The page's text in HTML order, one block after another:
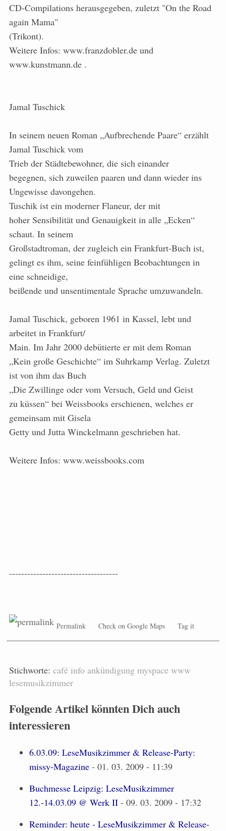
CD-Compilations herausgegeben, zuletzt "On the Road
again Mama"
(Trikont).
Weitere Infos: www.franzdobler.de und
www.kunstmann.de .
Jamal Tuschick
In seinem neuen Roman „Aufbrechende Paare“ erzählt
Jamal Tuschick vom
Trieb der Städtebewohner, die sich einander
begegnen, sich zuweilen paaren und dann wieder ins
Ungewisse davongehen.
Tuschik ist ein moderner Flaneur, der mit
hoher Sensibilität und Genauigkeit in alle „Ecken“
schaut. In seinem
Großstadtroman, der zugleich ein Frankfurt-Buch ist,
gelingt es ihm, seine feinfühligen Beobachtungen in
eine schneidige,
beißende und unsentimentale Sprache umzuwandeln.
Jamal Tuschick, geboren 1961 in Kassel, lebt und
arbeitet in Frankfurt/
Main. Im Jahr 2000 debütierte er mit dem Roman
„Kein große Geschichte“ im Suhrkamp Verlag. Zuletzt
ist von ihm das Buch
„Die Zwillinge oder vom Versuch, Geld und Geist
zu küssen“ bei Weissbooks erschienen, welches er
gemeinsam mit Gisela
Getty und Jutta Winckelmann geschrieben hat.
Weitere Infos: www.weissbooks.com
------------------------------------
Permalink Check on Google Maps Tag it
Stichworte: café info ankündigung myspace www
lesemusikzimmer
Folgende Artikel könnten Dich auch
interessieren
6.03.09: LeseMusikzimmer & Release-Party:
missy-Magazine - 01. 03. 2009 - 11:39
Buchmesse Leipzig: LeseMusikzimmer
12.-14.03.09 @ Werk II - 09. 03. 2009 - 17:32
Reminder: heute - LeseMusikzimmer & Release-